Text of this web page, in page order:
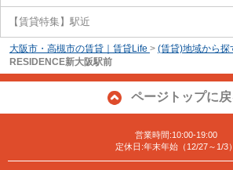
【賃貸特集】駅近
大阪市・高槻市の賃貸｜賃貸Life > (賃貸)地域から探
RESIDENCE新大阪駅前
ページトップに戻
営業時間:10:00-19:00
定休日:年末年始（12/27～1/3）